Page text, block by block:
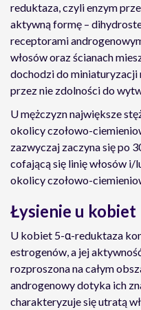
reduktaza, czyli enzym
aktywną formę –
receptorami
włosów oraz ścianach
dochodzi do miniaturyzacji
przez nie zdolności do
U mężczyzn największe
okolicy czołowo-
zazwyczaj zaczyna się po
cofającą się linię włosów i/
okolicy czołowo-
Łysienie u kobiet
U kobiet 5-α-reduktaza
estrogenów, a jej
rozproszona na całym
androgenowy dotyka ich
charakteryzuje się utratą